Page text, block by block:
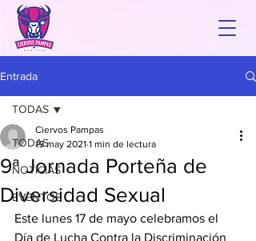
Entrada
TODAS
NOTICIAS
EVENTOS
TODAS
9ª Jornada Porteña de
Diversidad Sexual
Ciervos Pampas
19 may 2021 1 min de lectura
Este lunes 17 de mayo celebramos el
Día de Lucha Contra la Discriminación